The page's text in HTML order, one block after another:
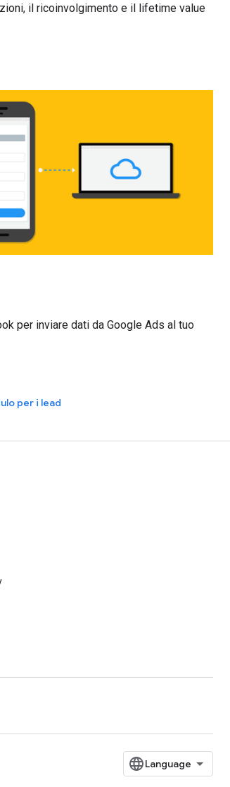
il ricoinvolgimento e il lifetime value
per inviare dati da Google Ads al tuo
per i lead